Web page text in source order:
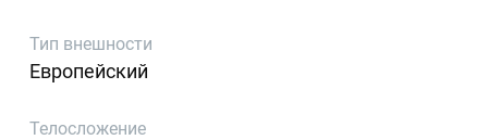
Тип внешности
Европейский
Телосложение